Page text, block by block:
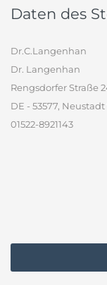
Daten des
Dr.C.Langenhan
Dr. Langenhan
Rengsdorfer Straße
DE - 53577,
01522-8921143